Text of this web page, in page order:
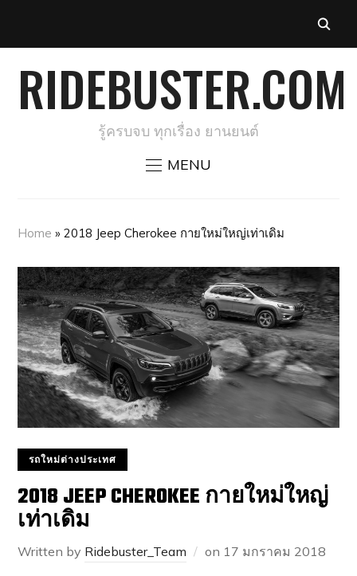
RIDEBUSTER.COM
รู้ครบจบ ทุกเรื่อง ยานยนต์
MENU
Home »2018 Jeep Cherokee กายใหม่ใหญ่เท่าเดิม
รถใหม่ต่างประเทศ
2018 JEEP CHEROKEE กายใหม่ใหญ่
เท่าเดิม
Written by Ridebuster_Team on 17 มกราคม 2018